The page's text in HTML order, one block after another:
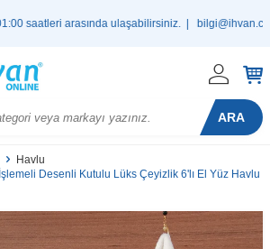
saatleri arasında ulaşabilirsiniz. |bilgi@ihvan.com.tr
ARA
Havlu
Desenli Kutulu Lüks Çeyizlik 6'lı El Yüz Havlu